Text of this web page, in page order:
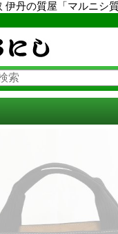
丹の質屋「マルニシ質